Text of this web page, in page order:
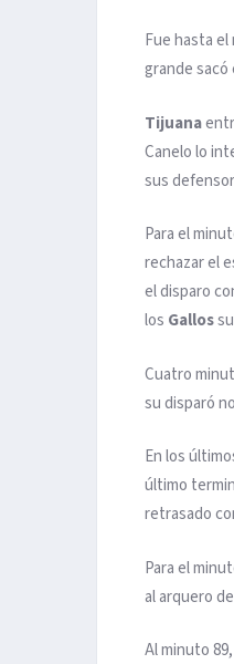
Fue hasta
grande sacó
Tijuana
Canelo lo
sus
Para el
rechazar el
el disparo
los Gallos
Cuatro
su disparó
En los
último
retrasado
Para el
al arquero de
Al minuto